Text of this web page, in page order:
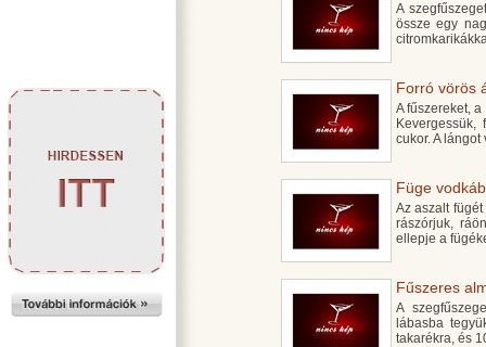
A
össze egy
Forró vörös
A fűszereket,
cukor. A
Füge
Az aszalt
rászórjuk,
ellepje a
Fűszeres
A
lábasba
takarékra, és